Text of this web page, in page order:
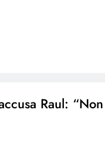
Raul: “Non